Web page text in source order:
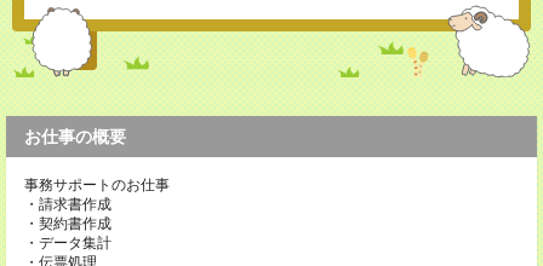
お仕事の概要
事務サポートのお仕事
・請求書作成
・契約書作成
・データ集計
・伝票処理